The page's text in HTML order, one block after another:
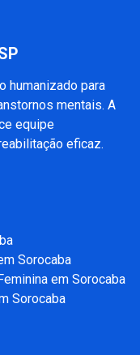
humanizado para
mentais. A
equipe
eficaz.
Sorocaba
em Sorocaba
Sorocaba